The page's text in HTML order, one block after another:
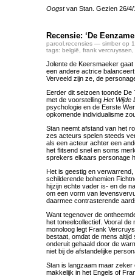
Oogstvan Stan. Gezien 26/4/
Recensie: ‘De
parool recensies — simber op
tags: belgië frank vercruyssen
Jolente de Keersmaeker
een andere actrice
Verveeld zijn ze, de
Eerder dit seizoen toonde De
met de voorstelling Het Wijde
psychologie en de Eerste
opkomende individualisme
Stan neemt afstand van het
zes acteurs spelen steeds
als een acteur achter een
het flitsend snel en soms
sprekers elkaars personage
Het is geestig en
schilderende bohemien
hijzijn echte vader is- en de
om een vorm van
daarmee contrasterende
Want tegenover de
het toneelcollectief. Vooral
monoloog legt Frank
bestaat, omdat de mens
onderuit gehaald door de
niet bij de afstandelijke
Stan is langzaam maar
makkelijk in het Engels of